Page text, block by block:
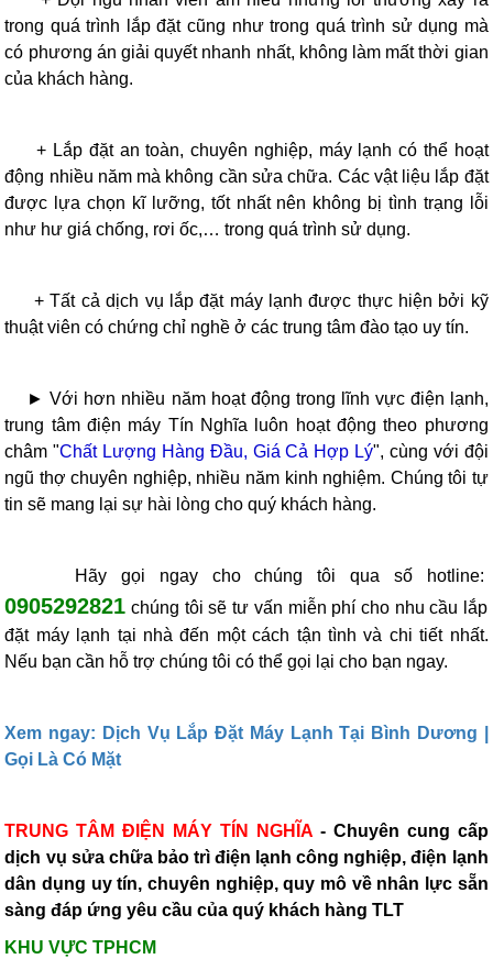
trong quá trình lắp đặt cũng như trong quá trình sử dụng mà
có phương án giải quyết nhanh nhất, không làm mất thời gian
của khách hàng.
+ Lắp đặt an toàn, chuyên nghiệp, máy lạnh có thể hoạt
động nhiều năm mà không cần sửa chữa. Các vật liệu lắp đặt
được lựa chọn kĩ lưỡng, tốt nhất nên không bị tình trạng lỗi
như hư giá chống, rơi ốc,… trong quá trình sử dụng.
+ Tất cả dịch vụ lắp đặt máy lạnh được thực hiện bởi kỹ
thuật viên có chứng chỉ nghề ở các trung tâm đào tạo uy tín.
► Với hơn nhiều năm hoạt động trong lĩnh vực điện lạnh,
trung tâm điện máy Tín Nghĩa luôn hoạt động theo phương
châm "Chất Lượng Hàng Đầu, Giá Cả Hợp Lý", cùng với đội
ngũ thợ chuyên nghiệp, nhiều năm kinh nghiệm. Chúng tôi tự
tin sẽ mang lại sự hài lòng cho quý khách hàng.
Hãy gọi ngay cho chúng tôi qua số hotline:
0905292821 chúng tôi sẽ tư vấn miễn phí cho nhu cầu lắp
đặt máy lạnh tại nhà đến một cách tận tình và chi tiết nhất.
Nếu bạn cần hỗ trợ chúng tôi có thể gọi lại cho bạn ngay.
Xem ngay: Dịch Vụ Lắp Đặt Máy Lạnh Tại Bình Dương |
Gọi Là Có Mặt
TRUNG TÂM ĐIỆN MÁY TÍN NGHĨA- Chuyên cung cấp
dịch vụ sửa chữa bảo trì điện lạnh công nghiệp, điện lạnh
dân dụng uy tín, chuyên nghiệp, quy mô về nhân lực sẵn
sàng đáp ứng yêu cầu của quý khách hàng TLT
KHU VỰC TPHCM